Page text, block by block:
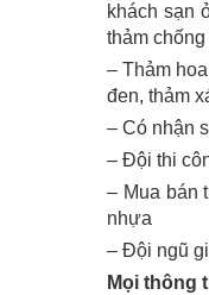
khách sạn
thảm
– Thảm
đen, thảm
– Có nhận
– Đội thi
– Mua bán
nhựa
– Đội ngũ
Mọi thông